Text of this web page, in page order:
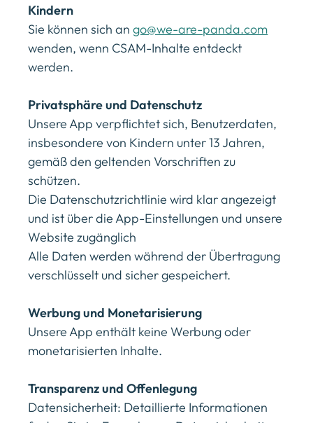
Kindern
Sie können sich ango@we-are-panda.com
wenden, wenn CSAM-Inhalte entdeckt
werden.
Privatsphäre und Datenschutz
Unsere App verpflichtet sich, Benutzerdaten,
insbesondere von Kindern unter 13 Jahren,
gemäß den geltenden Vorschriften zu
schützen.
Die Datenschutzrichtlinie wird klar angezeigt
und ist über die App-Einstellungen und unsere
Website zugänglich
Alle Daten werden während der Übertragung
verschlüsselt und sicher gespeichert.
Werbung und Monetarisierung
Unsere App enthält keine Werbung oder
monetarisierten Inhalte.
Transparenz und Offenlegung
Datensicherheit: Detaillierte Informationen